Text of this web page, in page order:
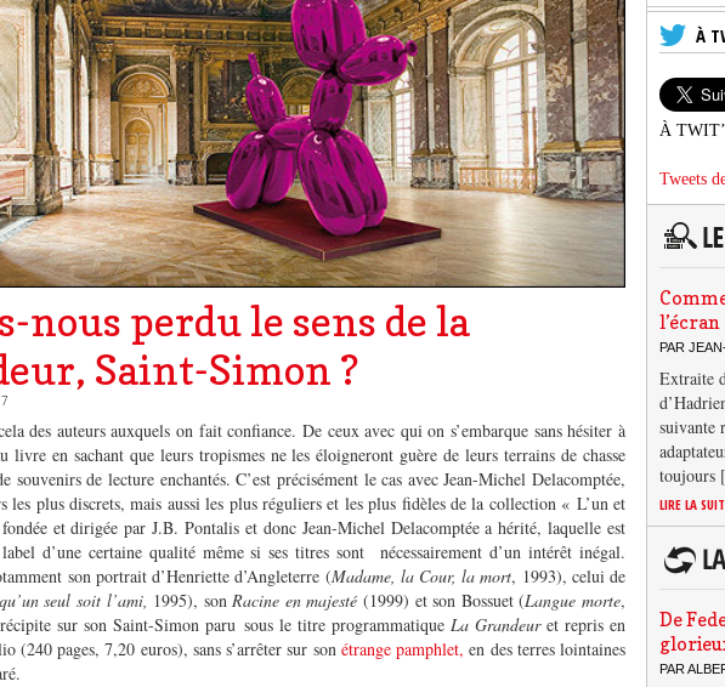
nous perdu le sens de la
Saint-Simon ?
des auteurs auxquels on fait confiance. De ceux avec qui on s’embarque sans hésiter à
livre en sachant que leurs tropismes ne les éloigneront guère de leurs terrains de chasse
souvenirs de lecture enchantés. C’est précisément le cas avec Jean-Michel Delacomptée,
les plus discrets, mais aussi les plus réguliers et les plus fidèles de la collection « L’un et
et dirigée par J.B. Pontalis et donc Jean-Michel Delacomptée a hérité, laquelle est
d’une certaine qualité même si ses titres sont nécessairement d’un intérêt inégal.
son portrait d’Henriette d’Angleterre (Madame, la Cour, la mort, 1993), celui de
seul soit l’ami, 1995), sonRacine en majesté (1999) et son Bossuet (Langue morte,
sur son Saint-Simon paru sous le titre programmatique La Grandeuret repris en
(240 pages, 7,20 euros), sans s’arrêter sur son étrange pamphlet, en des terres lointaines
À
À
Tweets
l’écran
PAR
Extraite
suivante
LIRE LA
De
PAR